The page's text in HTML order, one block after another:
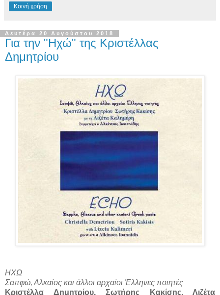
Κοινή χρήση
Δευτέρα 20 Αυγούστου 2018
Για την "Ηχώ" της Κριστέλλας
Δημητρίου
ΗΧΩ
Σαπφώ, Αλκαίος και άλλοι αρχαίοι Έλληνες ποιητές
Κριστέλλα Δημητρίου, Σωτήρης Κακίσης, Λιζέτα